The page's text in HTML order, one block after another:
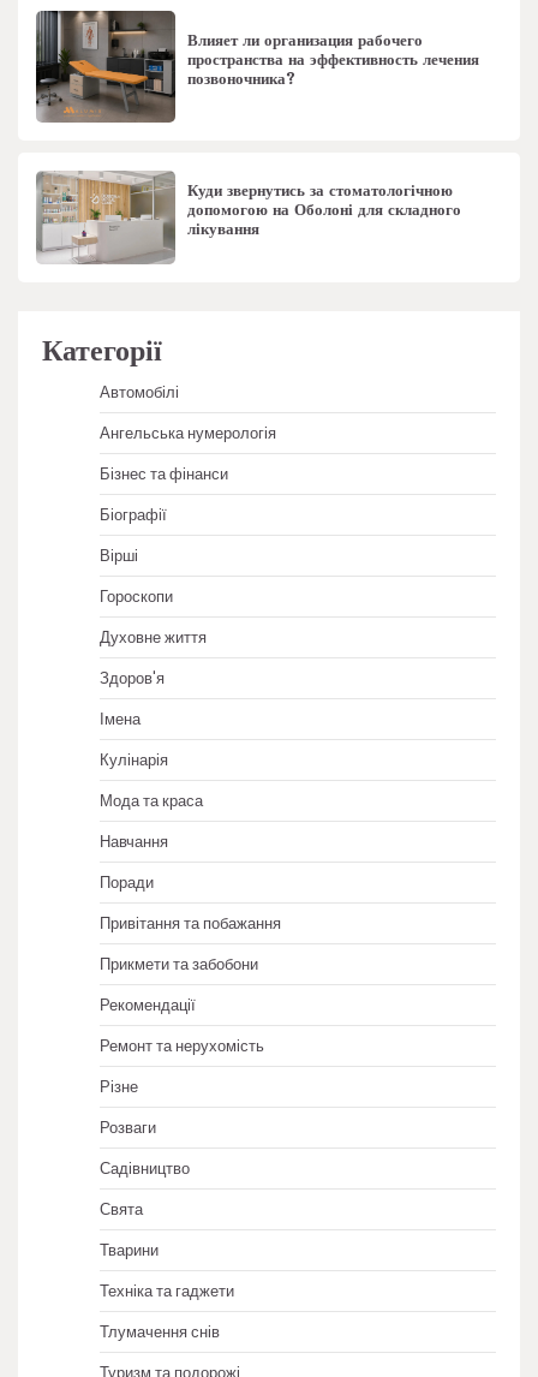
Влияет ли организация рабочего
пространства на эффективность лечения
позвоночника?
Куди звернутись за стоматологічною
допомогою на Оболоні для складного
лікування
Категорії
Автомобілі
Ангельська нумерологія
Бізнес та фінанси
Біографії
Вірші
Гороскопи
Духовне життя
Здоров'я
Імена
Кулінарія
Мода та краса
Навчання
Поради
Привітання та побажання
Прикмети та забобони
Рекомендації
Ремонт та нерухомість
Різне
Розваги
Садівництво
Свята
Тварини
Техніка та гаджети
Тлумачення снів